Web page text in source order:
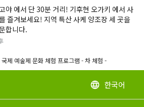
야 에서 단 30분 거리! 기후현 오가키 에서 사
즐겨보세요! 지역 특산 사케 양조장 세 곳을
합니다.
제 예술제 문화 체험 프로그램 - 차 체험 -
language 한국어